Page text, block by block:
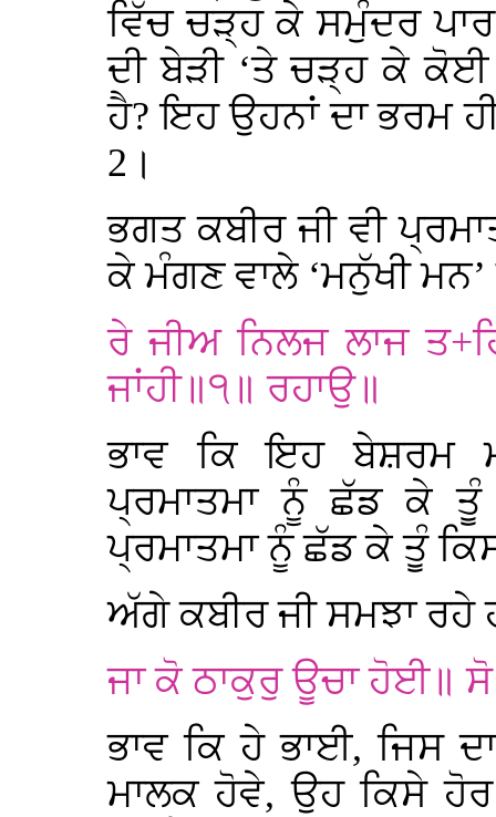
ਵਿੱਚ ਚੜ੍ਹ ਕੇ ਸਮੁੰਦਰ
ਦੀ ਬੇੜੀ ‘ਤੇ ਚੜ੍ਹ ਕੇ
ਹੈ? ਇਹ ਉਹਨਾਂ ਦਾ ਭਰਮ
2।
ਭਗਤ ਕਬੀਰ ਜੀ ਵੀ
ਕੇ ਮੰਗਣ ਵਾਲੇ ‘ਮਨੁੱਖੀ
ਰੇ ਜੀਅ ਨਿਲਜ ਲਾਜ ਤ+
ਜਾਂਹੀ॥੧॥ ਰਹਾਉ॥
ਭਾਵ ਕਿ ਇਹ ਬੇਸ਼ਰਮ
ਪ੍ਰਮਾਤਮਾ ਨੂੰ ਛੱਡ ਕੇ ਤੂੰ
ਪ੍ਰਮਾਤਮਾ ਨੂੰ ਛੱਡ ਕੇ ਤੂੰ
ਅੱਗੇ ਕਬੀਰ ਜੀ ਸਮਝਾ ਰਹੇ
ਜਾ ਕੋ ਠਾਕੁਰੁ ਊਚਾ ਹੋਈ॥
ਭਾਵ ਕਿ ਹੇ ਭਾਈ, ਜਿਸ
ਮਾਲਕ ਹੋਵੇ, ਉਹ ਕਿਸੇ